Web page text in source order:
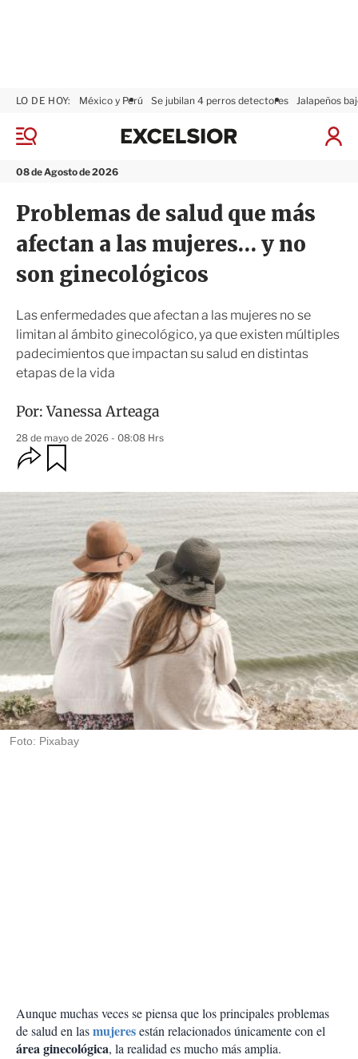
M
n
08 de Agosto de 2026
LO DE HOY: México y Perú Se jubilan 4 perros detectores Jalapeños
I
x
r
Problemas de salud que más
afectan a las mujeres… y no
son ginecológicos
Las enfermedades que afectan a las mujeres no se
limitan al ámbito ginecológico, ya que existen múltiples
padecimientos que impactan su salud en distintas
etapas de la vida
Por:Vanessa Arteaga
28 de mayo de 2026 - 08:08 Hrs
O
p
i
e
s
d
e
c
o
m
r
t
i
r
r
a
Foto: Pixabay
Aunque muchas veces se piensa que los principales problemas
de salud en lasmujeresestán relacionados únicamente con el
área ginecológica, la realidad es mucho más amplia.